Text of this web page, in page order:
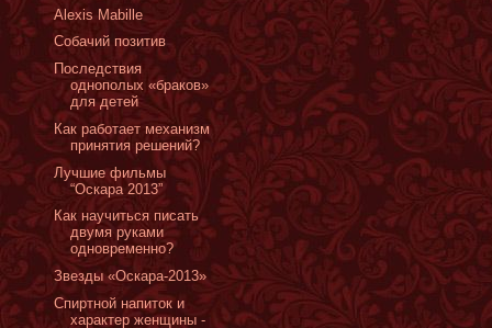
Alexis Mabille
Собачий позитив
Последствия
однополых «браков»
для детей
Как работает механизм
принятия решений?
Лучшие фильмы
“Оскара 2013”
Как научиться писать
двумя руками
одновременно?
Звезды «Оскара-2013»
Спиртной напиток и
характер женщины -